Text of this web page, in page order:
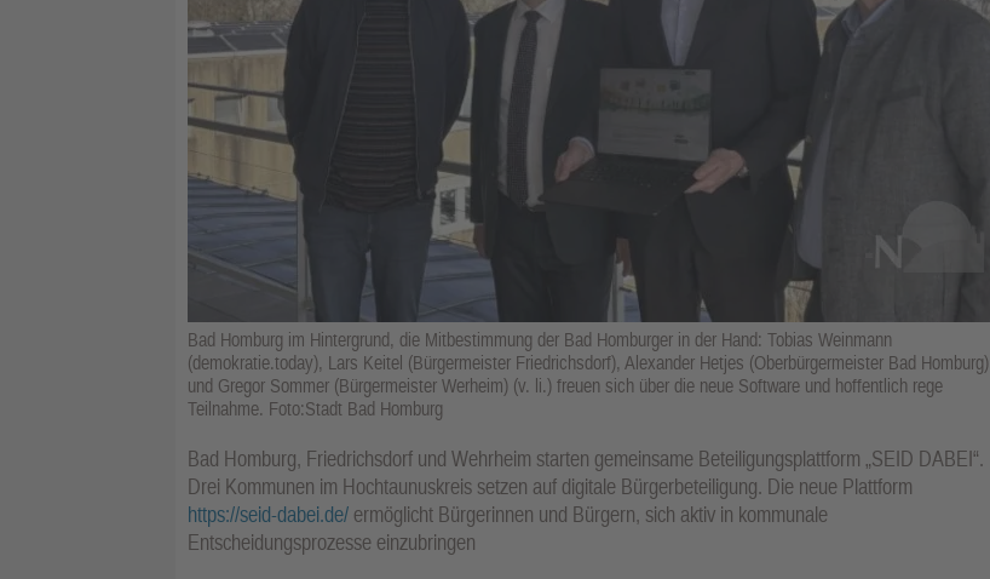
Bad Homburg im Hintergrund, die Mitbestimmung der Bad Homburger in der Hand: Tobias Weinmann
(demokratie.today), Lars Keitel (Bürgermeister Friedrichsdorf), Alexander Hetjes (Oberbürgermeister Bad Homburg)
und Gregor Sommer (Bürgermeister Werheim) (v. li.) freuen sich über die neue Software und hoffentlich rege
Teilnahme. Foto:Stadt Bad Homburg
Bad Homburg, Friedrichsdorf und Wehrheim starten gemeinsame Beteiligungsplattform „SEID DABEI“.
Drei Kommunen im Hochtaunuskreis setzen auf digitale Bürgerbeteiligung. Die neue Plattform
https://seid-dabei.de/ ermöglicht Bürgerinnen und Bürgern, sich aktiv in kommunale
Entscheidungsprozesse einzubringen